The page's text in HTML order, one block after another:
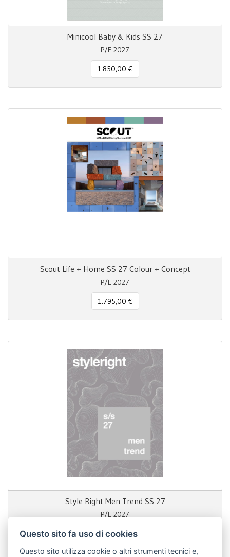
Minicool Baby & Kids SS 27
P/E 2027
1.850,00 €
Scout Life + Home SS 27 Colour + Concept
P/E 2027
1.795,00 €
Style Right Men Trend SS 27
P/E 2027
1.200,00 €
Questo sito fa uso di cookies
Questo sito utilizza cookie o altri strumenti tecnici e,